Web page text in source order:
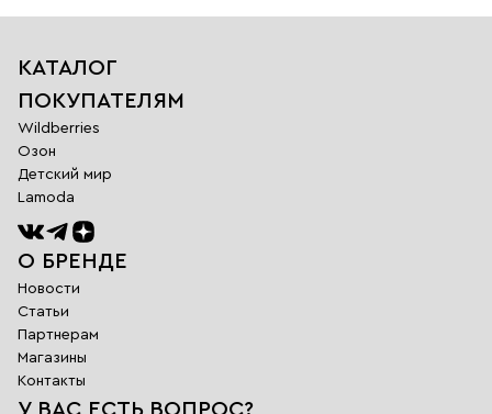
КАТАЛОГ
ПОКУПАТЕЛЯМ
Wildberries
Озон
Детский мир
Lamoda
О БРЕНДЕ
Новости
Статьи
Партнерам
Магазины
Контакты
У ВАС ЕСТЬ ВОПРОС?
Обратная
связь